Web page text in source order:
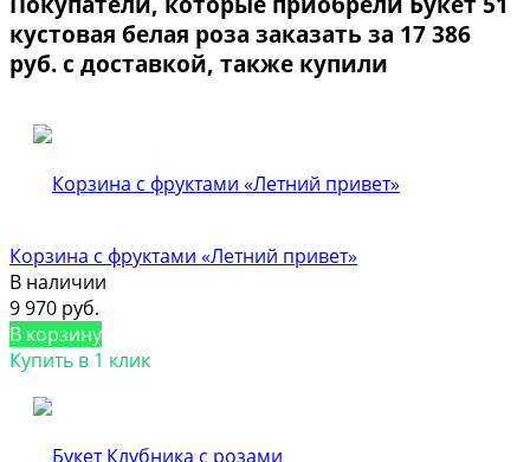
кустовая белая роза заказать за 17 386
руб. с доставкой, также купили
Корзина с фруктами «Летний привет»
В наличии
9 970 руб.
В корзину
Купить в 1 клик